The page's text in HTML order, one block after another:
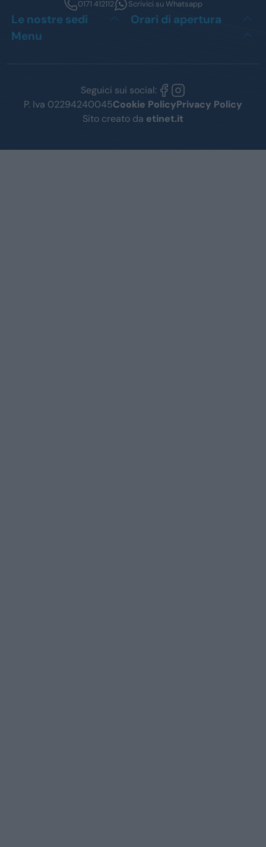
0171 412112 Scrivici su Whatsapp
Le nostre sedi
Orari di apertura
Menu
Seguici sui social:
P. Iva 02294240045Cookie PolicyPrivacy Policy
Sito creato da etinet.it